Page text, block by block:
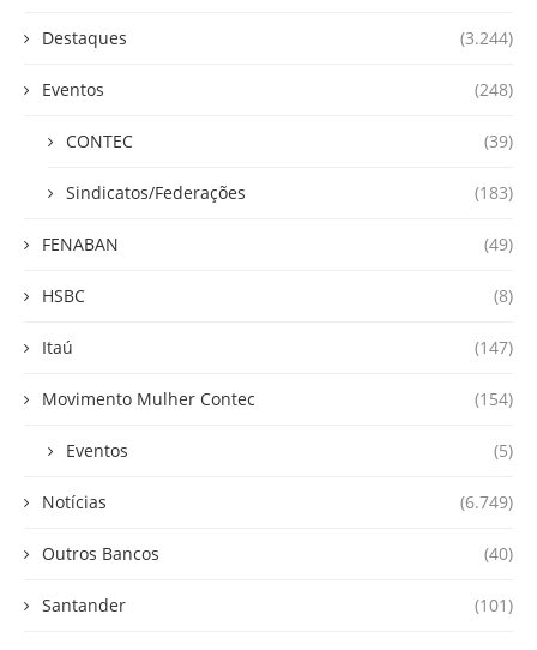
Destaques (3.244)
Eventos (248)
CONTEC (39)
Sindicatos/Federações (183)
FENABAN (49)
HSBC (8)
Itaú (147)
Movimento Mulher Contec (154)
Eventos (5)
Notícias (6.749)
Outros Bancos (40)
Santander (101)